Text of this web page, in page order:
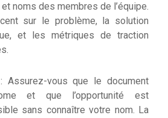
et noms des membres de l’équipe.
sur le problème, la solution
et les métriques de traction
Assurez-vous que le document
et que l’opportunité est
sans connaître votre nom. La